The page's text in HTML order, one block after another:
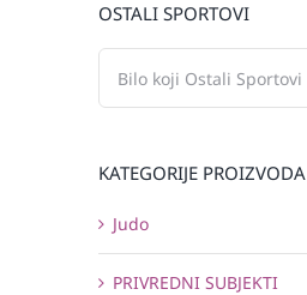
OSTALI SPORTOVI
KATEGORIJE PROIZVODA
Judo
PRIVREDNI SUBJEKTI